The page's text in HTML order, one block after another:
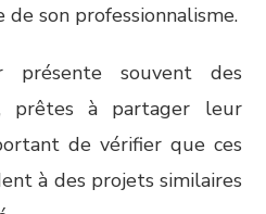
de son professionnalisme.
présente souvent des
prêtes à partager leur
de vérifier que ces
à des projets similaires